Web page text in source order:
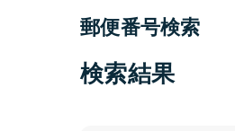
郵便番号検索
検索結果